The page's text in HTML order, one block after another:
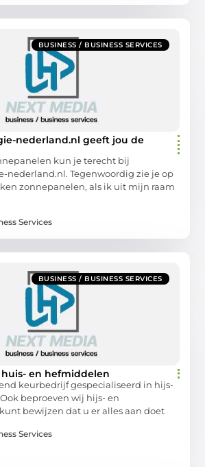
BUSINESS / BUSINESS SERVICES
nederland.nl geeft jou de
kun je terecht bij
nederland.nl. Tegenwoordig zie je op
zonnepanelen, als ik uit mijn raam
Services
BUSINESS / BUSINESS SERVICES
huis- en hefmiddelen
keurbedrijf gespecialiseerd in hijs-
beproeven wij hijs- en
bewijzen dat u er alles aan doet
Services